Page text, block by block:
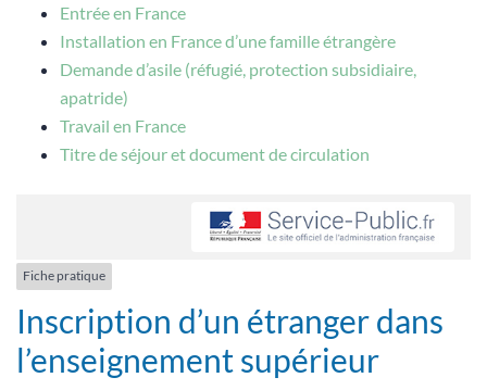
Entrée en France
Installation en France d’une famille étrangère
Demande d’asile (réfugié, protection subsidiaire,
apatride)
Travail en France
Titre de séjour et document de circulation
Fiche pratique
Inscription d’un étranger dans
l’enseignement supérieur